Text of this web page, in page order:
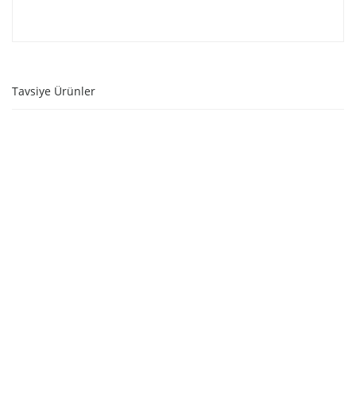
Tavsiye Ürünler